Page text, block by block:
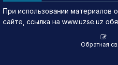
При использовании материалов
сайте, ссылка на www.uzse.uz
Обратная